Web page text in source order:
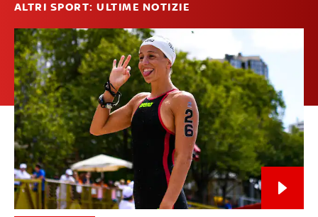
ALTRI SPORT: ULTIME NOTIZIE